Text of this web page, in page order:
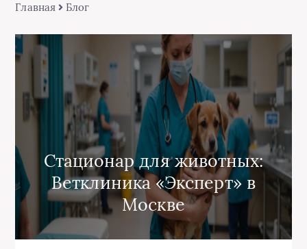
Главная Блог
Стационар для животных:
Ветклиника «Эксперт» в
Москве